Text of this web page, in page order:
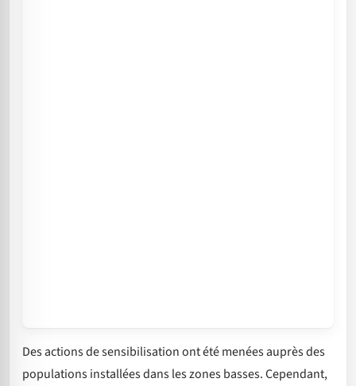
Des actions de sensibilisation ont été menées auprès des
populations installées dans les zones basses. Cependant,